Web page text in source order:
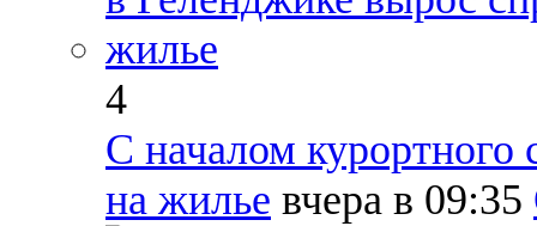
4
С началом курортного
на жилье вчера в 09:35